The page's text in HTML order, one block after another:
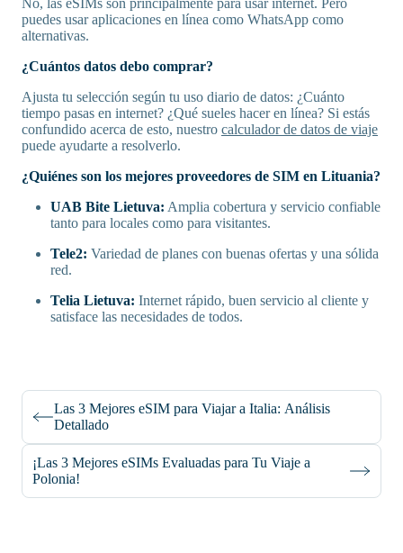
No, las eSIMs son principalmente para usar internet. Pero
puedes usar aplicaciones en línea como WhatsApp como
alternativas.
¿Cuántos datos debo comprar?
Ajusta tu selección según tu uso diario de datos: ¿Cuánto
tiempo pasas en internet? ¿Qué sueles hacer en línea? Si estás
confundido acerca de esto, nuestro calculador de datos de viaje
puede ayudarte a resolverlo.
¿Quiénes son los mejores proveedores de SIM en Lituania?
UAB Bite Lietuva: Amplia cobertura y servicio confiable
tanto para locales como para visitantes.
Tele2: Variedad de planes con buenas ofertas y una sólida
red.
Telia Lietuva: Internet rápido, buen servicio al cliente y
satisface las necesidades de todos.
Las 3 Mejores eSIM para Viajar a Italia: Análisis
Detallado
¡Las 3 Mejores eSIMs Evaluadas para Tu Viaje a
Polonia!